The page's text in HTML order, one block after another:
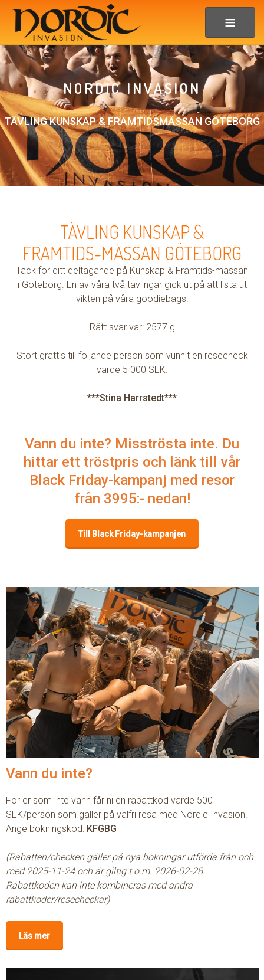
NORDIC INVASION
TÄVLING KUNSKAP & FRAMTIDSMÄSSAN GÖTEBORG
TÄVLING KUNSKAP &
FRAMTIDS-MÄSSAN GÖTEBORG
Tack för ditt deltagande på Kunskap & Framtids-mässan
i Göteborg. En av våra två tävlingar gick ut på att lista ut
vikten på våra goodiebags.
Rätt svar var: 2577 g
Stort grattis till följande person som vunnit en resecheck
värde 5 000 SEK.
***Stina Harrstedt***
Vann du inte? Misströsta inte. Du
hittar ett tröstpris och länk till vår
Black Friday-kampanj med resor
från 3995:- nedan!
Till Black Friday-kampanjen
Vann du inte?
För er som inte vann får ni en rabattkod värde 500
SEK/person som gäller på valfri resa med Nordic Invasion.
Ange bokningskod: KFGBG
(Rabatten/checken gäller på nya bokningar utförda från och
med 2025-11-24 och är giltig t.o.m. 2026-02-28.
Rabattkoden kan inte kombineras med andra
rabattkoder/resecheckar)
Läs mer